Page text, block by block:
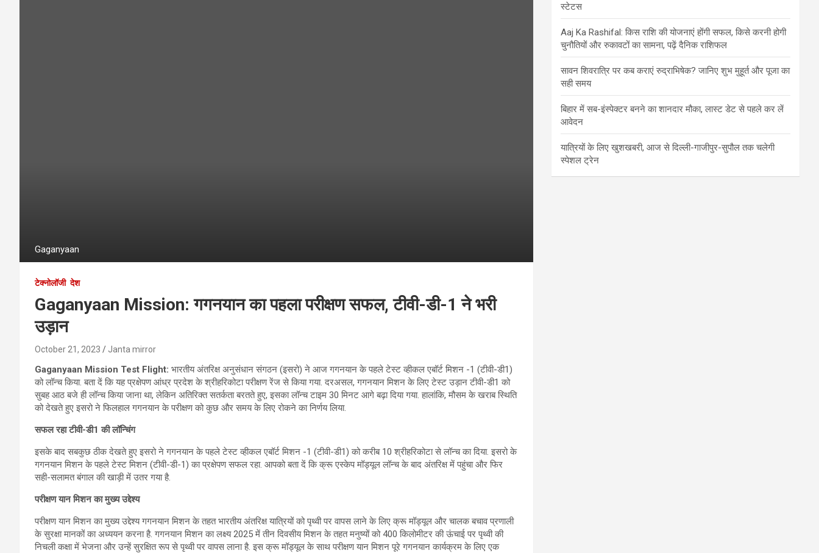
Gaganyaan
टेक्नोलॉजी देश
Gaganyaan Mission: गगनयान का पहला परीक्षण सफल, टीवी-डी-1 ने भरी
उड़ान
October 21, 2023 Janta mirror
Gaganyaan Mission Test Flight: भारतीय अंतरिक्ष अनुसंधान संगठन (इसरो) ने आज गगनयान के पहले टेस्ट व्हीकल एबॉर्ट मिशन -1 (टीवी-डी1)
को लॉन्‍च किया. बता दें कि यह प्रक्षेपण आंध्र प्रदेश के श्रीहरिकोटा परीक्षण रेंज से किया गया. दरअसल, गगनयान मिशन के लिए टेस्ट उड़ान टीवी-डी1 को
सुबह आठ बजे ही लॉन्च किया जाना था, लेकिन अतिरिक्त सतर्कता बरतते हुए, इसका लॉन्च टाइम 30 मिनट आगे बढ़ा दिया गया. हालांकि, मौसम के खराब स्थिति
को देखते हुए इसरो ने फिलहाल गगनयान के परीक्षण को कुछ और समय के लिए रोकने का निर्णय लिया.
सफल रहा टीवी-डी1 की लॉन्चिंग
इसके बाद सबकुछ ठी‍क देखते हुए इसरो ने गगनयान के पहले टेस्ट व्हीकल एबॉर्ट मिशन -1 (टीवी-डी1) को करीब 10 श्रीहरिकोटा से लॉन्च का दिया. इसरो के
गगनयान मिशन के पहले टेस्ट मिशन (टीवी-डी-1) का प्रक्षेपण सफल रहा. आपको बता दें कि क्रू एस्केप मॉड्यूल लॉन्च के बाद अंतरिक्ष में पहुंचा और फिर
सही-सलामत बंगाल की खाड़ी में उतर गया है.
परीक्षण यान मिशन का मुख्‍य उद्देश्‍य
परीक्षण यान मिशन का मुख्‍य उद्देश्‍य गगनयान मिशन के तहत भारतीय अंतरिक्ष यात्रियों को पृथ्वी पर वापस लाने के लिए क्रू मॉड्यूल और चालक बचाव प्रणाली
के सुरक्षा मानकों का अध्ययन करना है. गगनयान मिशन का लक्ष्य 2025 में तीन दिवसीय मिशन के तहत मनुष्यों को 400 किलोमीटर की ऊंचाई पर पृथ्वी की
निचली कक्षा में भेजना और उन्हें सुरक्षित रूप से पृथ्वी पर वापस लाना है. इस क्रू मॉड्यूल के साथ परीक्षण यान मिशन पूरे गगनयान कार्यक्रम के लिए एक
स्टेटस
Aaj Ka Rashifal: किस राशि की योजनाएं होंगी सफल, किसे करनी होगी
चुनौतियों और रुकावटों का सामना, पढ़ें दैनिक राशिफल
सावन शिवरात्रि पर कब कराएं रुद्राभिषेक? जानिए शुभ मुहूर्त और पूजा का
सही समय
बिहार में सब-इंस्पेक्टर बनने का शानदार मौका, लास्ट डेट से पहले कर लें
आवेदन
यात्रियों के लिए खुशखबरी, आज से दिल्ली-गाजीपुर-सुपौल तक चलेगी
स्पेशल ट्रेन